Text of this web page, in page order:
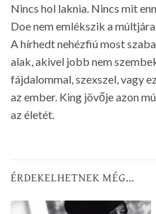
Nincs hol laknia. Nincs mit
Doe nem emlékszik a
A hírhedt nehézfiú most
alak, akivel jobb nem
fájdalommal, szexszel, vagy
az ember. King jövője azon
az életét.
ÉRDEKELHETNEK MÉG…